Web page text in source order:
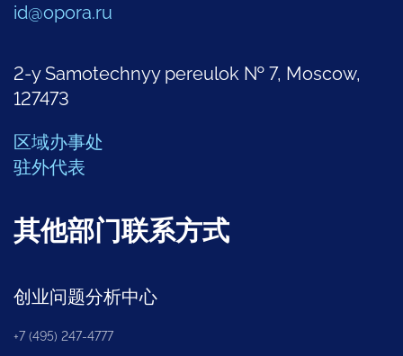
id@opora.ru
2-y Samotechnyy pereulok № 7, Moscow,
127473
区域办事处
驻外代表
其他部门联系方式
创业问题分析中心
+7 (495) 247-4777